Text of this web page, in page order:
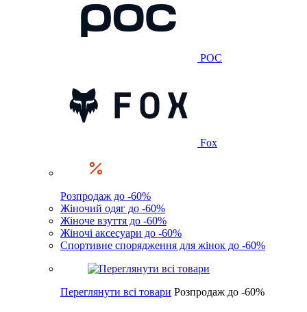
POC
Fox
Розпродаж до -60%
Жіночий одяг до -60%
Жіноче взуття до -60%
Жіночі аксесуари до -60%
Спортивне спорядження для жінок до -60%
Переглянути всі товари Розпродаж до -60%